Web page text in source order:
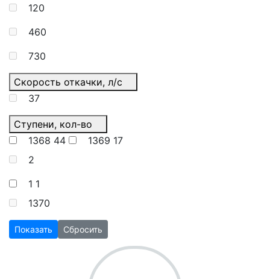
120
460
730
Скорость откачки, л/с
37
Ступени, кол-во
1368 44 1369 17
2
1 1
1370
Показать Сбросить